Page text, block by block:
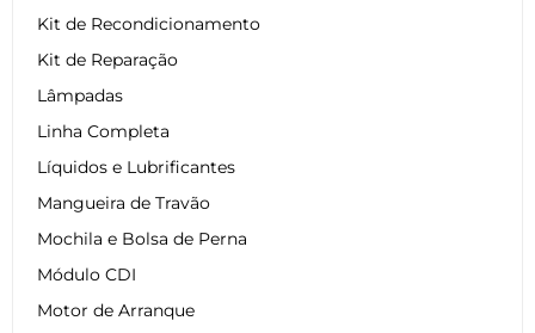
Kit de Recondicionamento
Kit de Reparação
Lâmpadas
Linha Completa
Líquidos e Lubrificantes
Mangueira de Travão
Mochila e Bolsa de Perna
Módulo CDI
Motor de Arranque